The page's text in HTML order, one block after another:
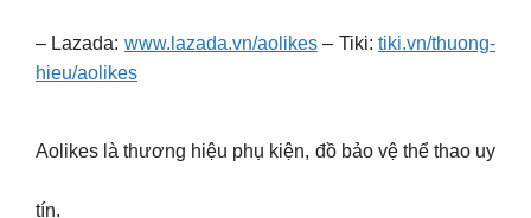
– Lazada: www.lazada.vn/aolikes– Tiki:tiki.vn/thuong-
hieu/aolikes
Aolikes là thương hiệu phụ kiện, đồ bảo vệ thể thao uy
tín.